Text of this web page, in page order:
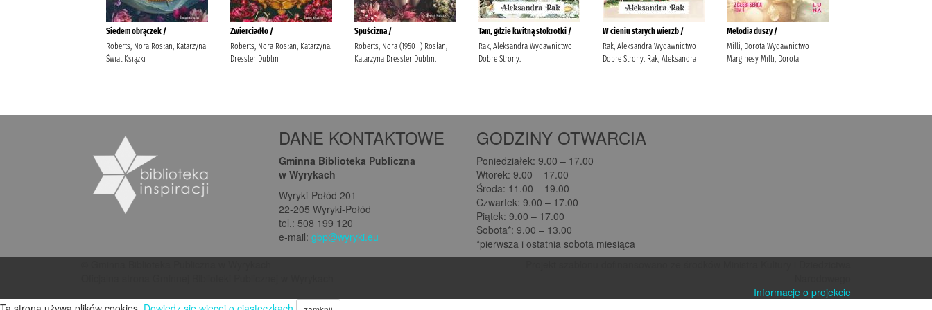
DANE KONTAKTOWE
Gminna Biblioteka Publiczna
w Wyrykach
Wyryki-Połód 201
22-205 Wyryki-Połód
tel.: 508 199 120
e-mail: gbp@wyryki.eu
GODZINY OTWARCIA
Poniedziałek: 9.00 – 17.00
Wtorek: 9.00 – 17.00
Środa: 11.00 – 19.00
Czwartek: 9.00 – 17.00
Piątek: 9.00 – 17.00
Sobota*: 9.00 – 13.00
*pierwsza i ostatnia sobota miesiąca
Informacje o projekcie